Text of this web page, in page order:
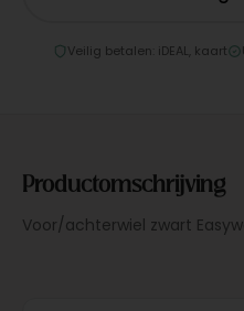
Veilig betalen: iDEAL, kaart
Productomschrijving
Voor/achterwiel zwart